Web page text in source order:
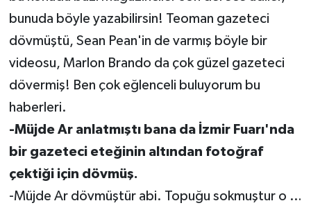
bunuda böyle yazabilirsin! Teoman gazeteci
dövmüştü, Sean Pean'in de varmış böyle bir
videosu, Marlon Brando da çok güzel gazeteci
dövermiş! Ben çok eğlenceli buluyorum bu
haberleri.
-Müjde Ar anlatmıştı bana da İzmir Fuarı'nda
bir gazeteci eteğinin altından fotoğraf
çektiği için dövmüş.
-Müjde Ar dövmüştür abi. Topuğu sokmuştur o …